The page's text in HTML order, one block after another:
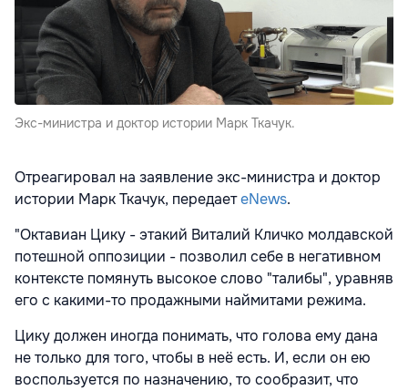
Экс-министра и доктор истории Марк Ткачук.
Отреагировал на заявление экс-министра и доктор
истории Марк Ткачук, передаетeNews.
"Октавиан Цику - этакий Виталий Кличко молдавской
потешной оппозиции - позволил себе в негативном
контексте помянуть высокое слово "талибы", уравняв
его с какими-то продажными наймитами режима.
Цику должен иногда понимать, что голова ему дана
не только для того, чтобы в неё есть. И, если он ею
воспользуется по назначению, то сообразит, что